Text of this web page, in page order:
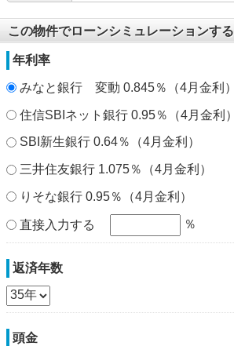
この物件でローンシミュレーションする
年利率
みなと銀行 変動 0.845％（4月金利）
住信SBIネット銀行 0.95％（4月金利）
SBI新生銀行 0.64％（4月金利）
三井住友銀行 1.075％（4月金利）
りそな銀行 0.95％（4月金利）
直接入力する ％
返済年数
頭金